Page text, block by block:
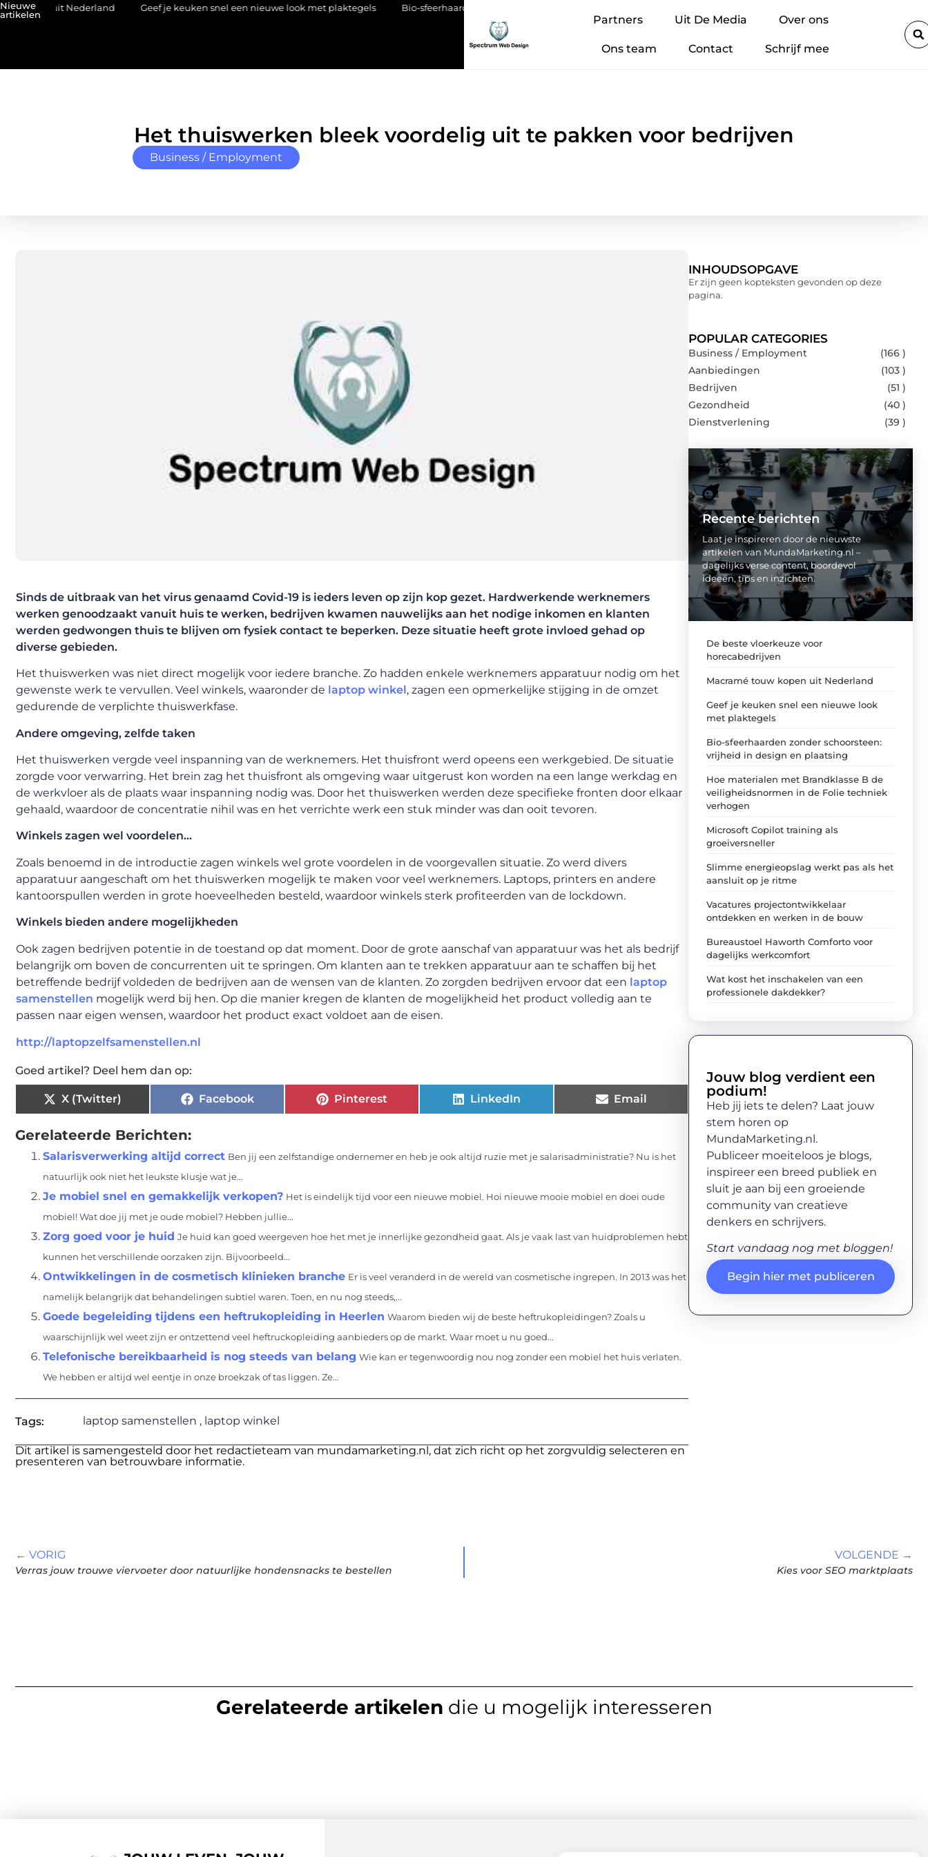
Nieuwe
artikelen
uit Nederland Geef je keuken snel een nieuwe look met plaktegels Bio-sfeerhaarden zonder schoorsteen: vrijheid in design en plaatsing
Partners Uit De Media Over ons
Ons team Contact Schrijf mee
Het thuiswerken bleek voordelig uit te pakken voor bedrijven
Business / Employment
Sinds de uitbraak van het virus genaamd Covid-19 is ieders leven op zijn kop gezet. Hardwerkende werknemers
werken genoodzaakt vanuit huis te werken, bedrijven kwamen nauwelijks aan het nodige inkomen en klanten
werden gedwongen thuis te blijven om fysiek contact te beperken. Deze situatie heeft grote invloed gehad op
diverse gebieden.
Het thuiswerken was niet direct mogelijk voor iedere branche. Zo hadden enkele werknemers apparatuur nodig om het
gewenste werk te vervullen. Veel winkels, waaronder de laptop winkel , zagen een opmerkelijke stijging in de omzet
gedurende de verplichte thuiswerkfase.
Andere omgeving, zelfde taken
Het thuiswerken vergde veel inspanning van de werknemers. Het thuisfront werd opeens een werkgebied. De situatie
zorgde voor verwarring. Het brein zag het thuisfront als omgeving waar uitgerust kon worden na een lange werkdag en
de werkvloer als de plaats waar inspanning nodig was. Door het thuiswerken werden deze specifieke fronten door elkaar
gehaald, waardoor de concentratie nihil was en het verrichte werk een stuk minder was dan ooit tevoren.
Winkels zagen wel voordelen…
Zoals benoemd in de introductie zagen winkels wel grote voordelen in de voorgevallen situatie. Zo werd divers
apparatuur aangeschaft om het thuiswerken mogelijk te maken voor veel werknemers. Laptops, printers en andere
kantoorspullen werden in grote hoeveelheden besteld, waardoor winkels sterk profiteerden van de lockdown.
Winkels bieden andere mogelijkheden
Ook zagen bedrijven potentie in de toestand op dat moment. Door de grote aanschaf van apparatuur was het als bedrijf
belangrijk om boven de concurrenten uit te springen. Om klanten aan te trekken apparatuur aan te schaffen bij het
betreffende bedrijf voldeden de bedrijven aan de wensen van de klanten. Zo zorgden bedrijven ervoor dat een laptop
samenstellen mogelijk werd bij hen. Op die manier kregen de klanten de mogelijkheid het product volledig aan te
passen naar eigen wensen, waardoor het product exact voldoet aan de eisen.
http://laptopzelfsamenstellen.nl
Goed artikel? Deel hem dan op:
X (Twitter) Facebook Pinterest LinkedIn Email
Gerelateerde Berichten:
Salarisverwerking altijd correct Ben jij een zelfstandige ondernemer en heb je ook altijd ruzie met je salarisadministratie? Nu is het
natuurlijk ook niet het leukste klusje wat je...
Je mobiel snel en gemakkelijk verkopen? Het is eindelijk tijd voor een nieuwe mobiel. Hoi nieuwe mooie mobiel en doei oude
mobiel! Wat doe jij met je oude mobiel? Hebben jullie...
Zorg goed voor je huid Je huid kan goed weergeven hoe het met je innerlijke gezondheid gaat. Als je vaak last van huidproblemen hebt
kunnen het verschillende oorzaken zijn. Bijvoorbeeld...
Ontwikkelingen in de cosmetisch klinieken branche Er is veel veranderd in de wereld van cosmetische ingrepen. In 2013 was het
namelijk belangrijk dat behandelingen subtiel waren. Toen, en nu nog steeds,...
Goede begeleiding tijdens een heftrukopleiding in Heerlen Waarom bieden wij de beste heftrukopleidingen? Zoals u
waarschijnlijk wel weet zijn er ontzettend veel heftruckopleiding aanbieders op de markt. Waar moet u nu goed...
Telefonische bereikbaarheid is nog steeds van belang Wie kan er tegenwoordig nou nog zonder een mobiel het huis verlaten.
We hebben er altijd wel eentje in onze broekzak of tas liggen. Ze...
Tags: laptop samenstellen , laptop winkel
Dit artikel is samengesteld door het redactieteam van mundamarketing.nl, dat zich richt op het zorgvuldig selecteren en
presenteren van betrouwbare informatie.
INHOUDSOPGAVE
Er zijn geen kopteksten gevonden op deze
pagina.
POPULAR CATEGORIES
Business / Employment
(166 )
Aanbiedingen
(103 )
Bedrijven
(51 )
Gezondheid
(40 )
Dienstverlening
(39 )
Recente berichten
Laat je inspireren door de nieuwste
artikelen van MundaMarketing.nl –
dagelijks verse content, boordevol
ideeën, tips en inzichten.
De beste vloerkeuze voor
horecabedrijven
Macramé touw kopen uit Nederland
Geef je keuken snel een nieuwe look
met plaktegels
Bio-sfeerhaarden zonder schoorsteen:
vrijheid in design en plaatsing
Hoe materialen met Brandklasse B de
veiligheidsnormen in de Folie techniek
verhogen
Microsoft Copilot training als
groeiversneller
Slimme energieopslag werkt pas als het
aansluit op je ritme
Vacatures projectontwikkelaar
ontdekken en werken in de bouw
Bureaustoel Haworth Comforto voor
dagelijks werkcomfort
Wat kost het inschakelen van een
professionele dakdekker?
Jouw blog verdient een
podium!
Heb jij iets te delen? Laat jouw
stem horen op
MundaMarketing.nl.
Publiceer moeiteloos je blogs,
inspireer een breed publiek en
sluit je aan bij een groeiende
community van creatieve
denkers en schrijvers.
Start vandaag nog met bloggen!
Begin hier met publiceren
← VORIG
Verras jouw trouwe viervoeter door natuurlijke hondensnacks te bestellen
VOLGENDE →
Kies voor SEO marktplaats
Gerelateerde artikelen die u mogelijk interesseren